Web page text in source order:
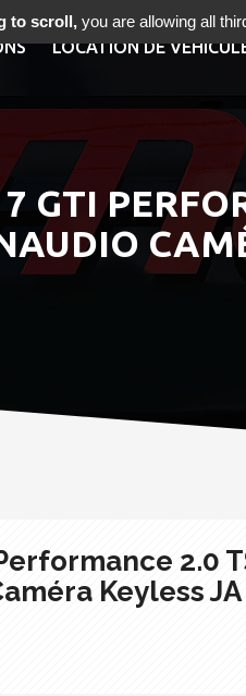
LOCATION DE
GTI
2.0
Keyless JA
to scroll,you are allowing all